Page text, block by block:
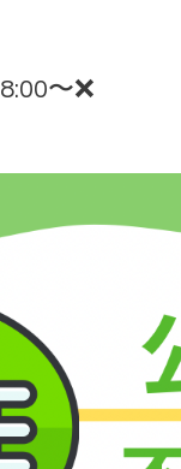
〜❌